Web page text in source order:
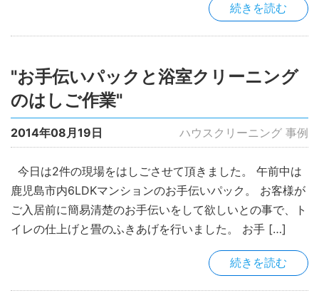
続きを読む
"お手伝いパックと浴室クリーニング
のはしご作業"
2014年08月19日 ハウスクリーニング 事例
今日は2件の現場をはしごさせて頂きました。 午前中は
鹿児島市内6LDKマンションのお手伝いパック。 お客様が
ご入居前に簡易清楚のお手伝いをして欲しいとの事で、ト
イレの仕上げと畳のふきあげを行いました。 お手 […]
続きを読む